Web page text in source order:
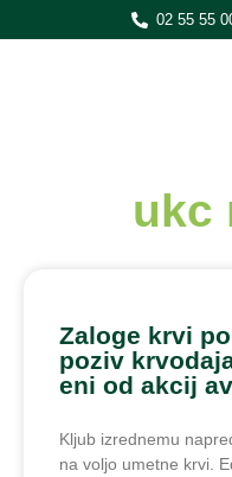
02 55 55
ukc
Zaloge krvi
poziv
eni od akcij
Kljub izrednemu
na voljo umetne krvi.